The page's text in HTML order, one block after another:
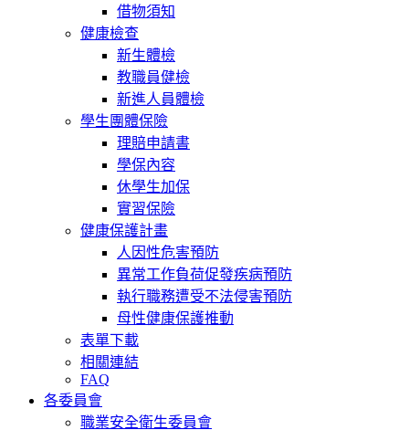
借物須知
健康檢查
新生體檢
教職員健檢
新進人員體檢
學生團體保險
理賠申請書
學保內容
休學生加保
實習保險
健康保護計畫
人因性危害預防
異常工作負荷促發疾病預防
執行職務遭受不法侵害預防
母性健康保護推動
表單下載
相關連結
FAQ
各委員會
職業安全衛生委員會